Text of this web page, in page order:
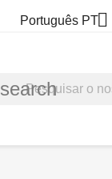
Português PT
search